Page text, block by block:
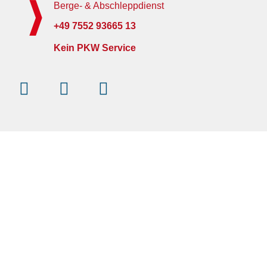
Berge- & Abschleppdienst
+49 7552 93665 13
Kein PKW Service
InstagramFacebook-
f
Youtube